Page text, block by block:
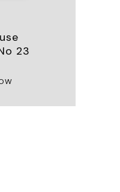
23